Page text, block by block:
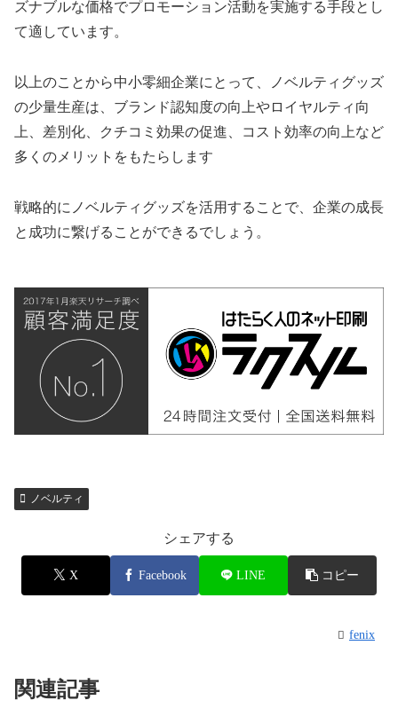
ズナブルな価格でプロモーション活動を実施する手段とし
て適しています。
以上のことから中小零細企業にとって、ノベルティグッズ
の少量生産は、ブランド認知度の向上やロイヤルティ向
上、差別化、クチコミ効果の促進、コスト効率の向上など
多くのメリットをもたらします
戦略的にノベルティグッズを活用することで、企業の成長
と成功に繋げることができるでしょう。
ノベルティ
シェアする
X Facebook LINE コピー
fenix
関連記事